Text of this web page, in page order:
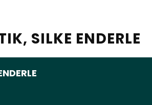
SILKE ENDERLE